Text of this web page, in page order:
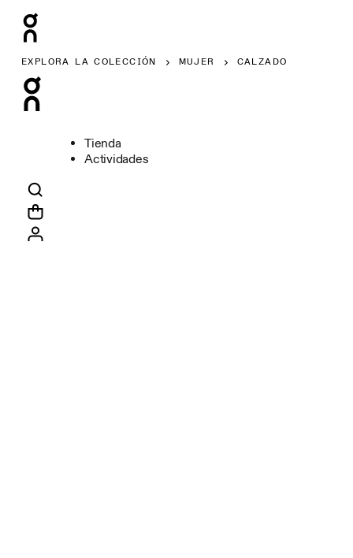
EXPLORA LA COLECCIÓN MUJER CALZADO
Tienda
Actividades